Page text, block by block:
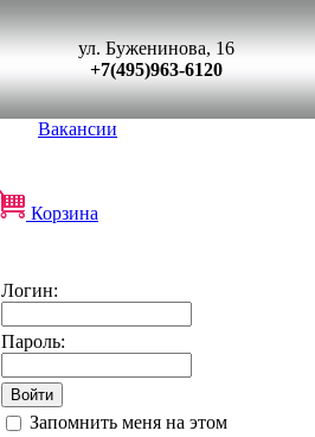
ул. Буженинова, 16
+7(495)963-6120
Вакансии
Корзина
Логин:
Пароль:
Запомнить меня на этом